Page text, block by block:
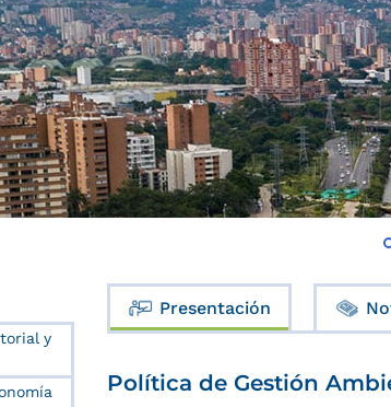
y
Presentación
Política de Gestión